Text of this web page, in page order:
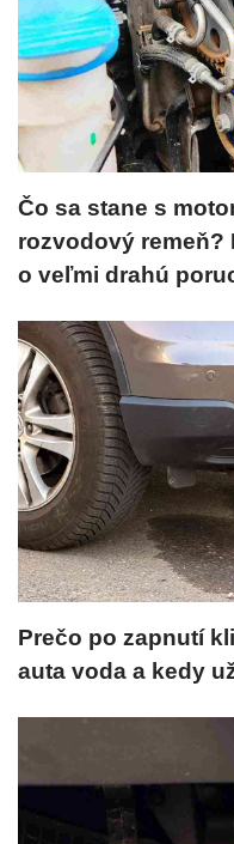
Čo sa stane s
rozvodový remeň?
o veľmi drahú
Prečo po zapnutí
auta voda a kedy